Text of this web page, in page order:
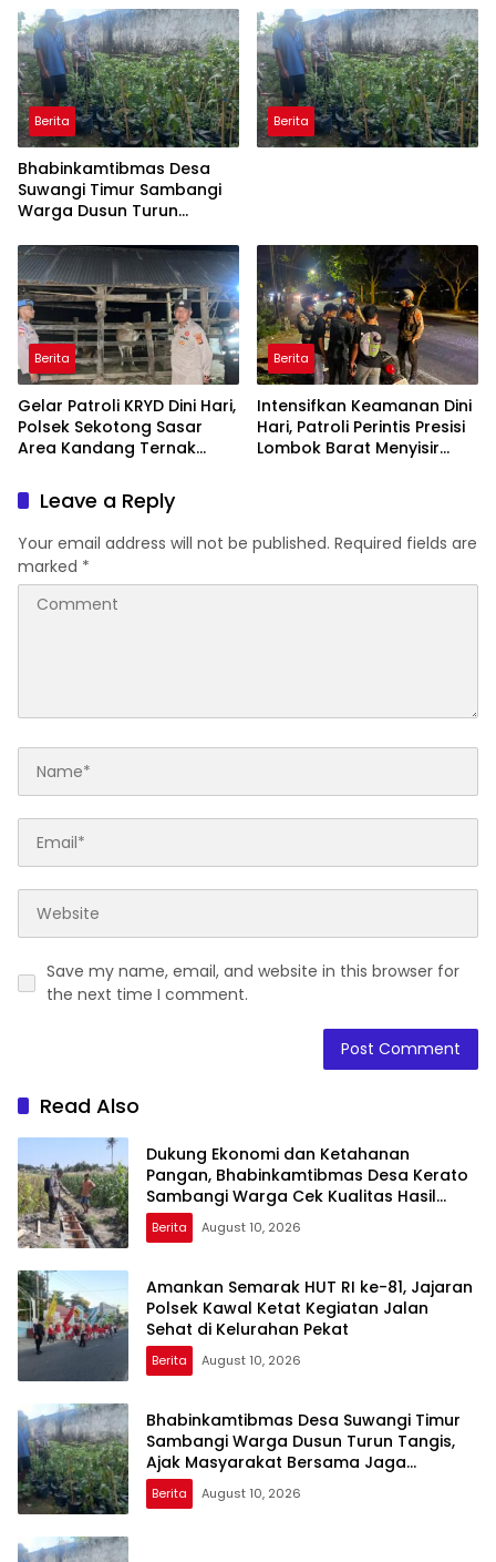
Cek Kualitas Hasil
Pertanian
Pekat
Berita
Bhabinkamtibmas Desa
Suwangi Timur Sambangi
Warga Dusun Turun
Bersama Jaga Kamtibmas
Berita
Berita
Gelar Patroli KRYD Dini Hari,
Polsek Sekotong Sasar
Area Kandang Ternak
Berita
Intensifkan Keamanan Dini
Hari, Patroli Perintis Presisi
Lombok Barat Menyisir
Leave a Reply
Your email address will not be published. Required fields are
marked *
Save my name, email, and website in this browser for
the next time I comment.
Read Also
Dukung Ekonomi dan Ketahanan
Pangan, Bhabinkamtibmas Desa Kerato
Sambangi Warga Cek Kualitas Hasil
Pertanian
Berita August 10, 2026
Amankan Semarak HUT RI ke-81, Jajaran
Polsek Kawal Ketat Kegiatan Jalan
Sehat di Kelurahan Pekat
Berita August 10, 2026
Bhabinkamtibmas Desa Suwangi Timur
Sambangi Warga Dusun Turun Tangis,
Ajak Masyarakat Bersama Jaga
Kamtibmas
Berita August 10, 2026